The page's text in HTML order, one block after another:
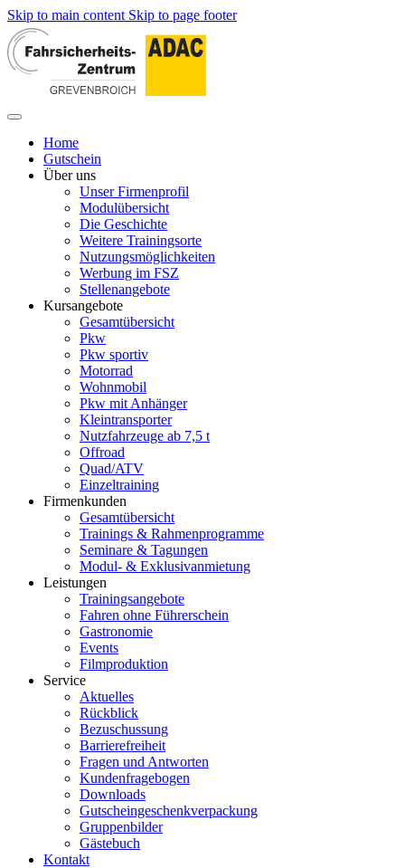
Skip to main content Skip to page footer
Home
Gutschein
Über uns
Unser Firmenprofil
Modulübersicht
Die Geschichte
Weitere Trainingsorte
Nutzungsmöglichkeiten
Werbung im FSZ
Stellenangebote
Kursangebote
Gesamtübersicht
Pkw
Pkw sportiv
Motorrad
Wohnmobil
Pkw mit Anhänger
Kleintransporter
Nutzfahrzeuge ab 7,5 t
Offroad
Quad/ATV
Einzeltraining
Firmenkunden
Gesamtübersicht
Trainings & Rahmenprogramme
Seminare & Tagungen
Modul- & Exklusivanmietung
Leistungen
Trainingsangebote
Fahren ohne Führerschein
Gastronomie
Events
Filmproduktion
Service
Aktuelles
Rückblick
Bezuschussung
Barrierefreiheit
Fragen und Antworten
Kundenfragebogen
Downloads
Gutscheingeschenkverpackung
Gruppenbilder
Gästebuch
Kontakt